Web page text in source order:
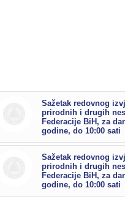
Sažetak redovnog
prirodnih i drugih
Federacije BiH, za
godine, do 10:00 sati
Sažetak redovnog
prirodnih i drugih
Federacije BiH, za
godine, do 10:00 sati